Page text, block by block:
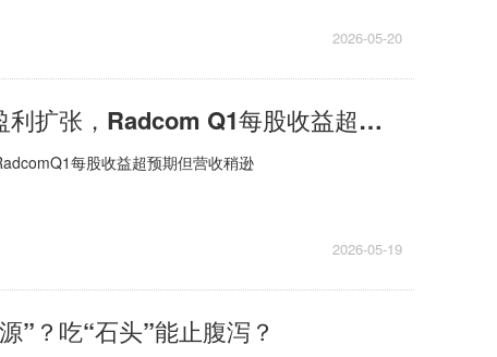
2026-05-20
AI智能体发力推动盈利扩张，Radcom Q1每股收益超预期但营收稍逊
每股收益超预期但营收稍逊
2026-05-19
”？吃“石头”能止腹泻？